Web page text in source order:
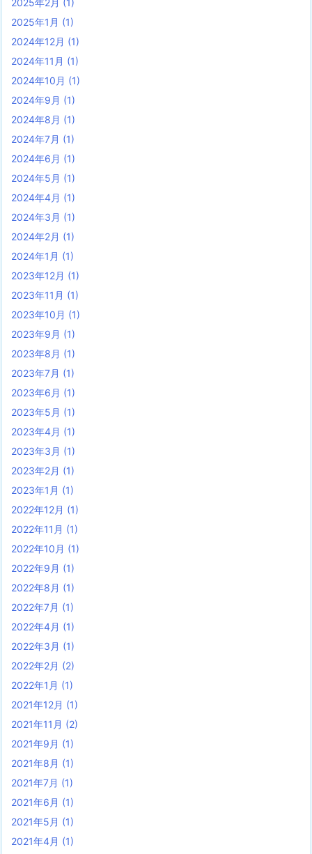
2025年2月 (1)
2025年1月 (1)
2024年12月 (1)
2024年11月 (1)
2024年10月 (1)
2024年9月 (1)
2024年8月 (1)
2024年7月 (1)
2024年6月 (1)
2024年5月 (1)
2024年4月 (1)
2024年3月 (1)
2024年2月 (1)
2024年1月 (1)
2023年12月 (1)
2023年11月 (1)
2023年10月 (1)
2023年9月 (1)
2023年8月 (1)
2023年7月 (1)
2023年6月 (1)
2023年5月 (1)
2023年4月 (1)
2023年3月 (1)
2023年2月 (1)
2023年1月 (1)
2022年12月 (1)
2022年11月 (1)
2022年10月 (1)
2022年9月 (1)
2022年8月 (1)
2022年7月 (1)
2022年4月 (1)
2022年3月 (1)
2022年2月 (2)
2022年1月 (1)
2021年12月 (1)
2021年11月 (2)
2021年9月 (1)
2021年8月 (1)
2021年7月 (1)
2021年6月 (1)
2021年5月 (1)
2021年4月 (1)